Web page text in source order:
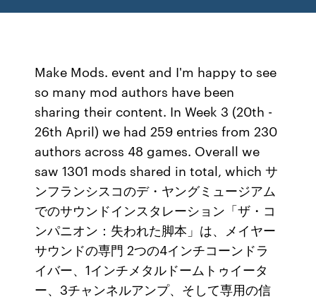
Make Mods. event and I'm happy to see
so many mod authors have been
sharing their content. In Week 3 (20th -
26th April) we had 259 entries from 230
authors across 48 games. Overall we
saw 1301 mods shared in total, which サ
ンフランシスコのデ・ヤングミュージアム
でのサウンドインスタレーション「ザ・コ
ンパニオン：失われた脚本」は、メイヤー
サウンドの専門 2つの4インチコーンドラ
イバー、1インチメタルドームトゥイータ
ー、3チャンネルアンプ、そして専用の信